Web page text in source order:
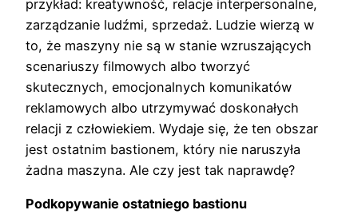
przykład: kreatywność, relacje interpersonalne,
zarządzanie ludźmi, sprzedaż. Ludzie wierzą w
to, że maszyny nie są w stanie wzruszających
scenariuszy filmowych albo tworzyć
skutecznych, emocjonalnych komunikatów
reklamowych albo utrzymywać doskonałych
relacji z człowiekiem. Wydaje się, że ten obszar
jest ostatnim bastionem, który nie naruszyła
żadna maszyna. Ale czy jest tak naprawdę?
Podkopywanie ostatniego bastionu